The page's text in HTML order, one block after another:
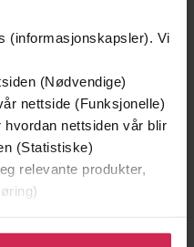
(informasjonskapsler). Vi
(Nødvendige)
nettside (Funksjonelle)
nettsiden vår blir
(Statistiske)
relevante produkter,
ditt samtykke til å
349,-
Jørn Lier Horst
EBOK